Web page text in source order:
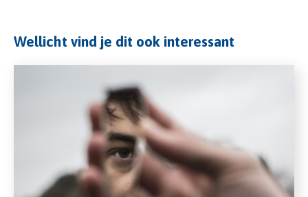
Wellicht vind je dit ook interessant